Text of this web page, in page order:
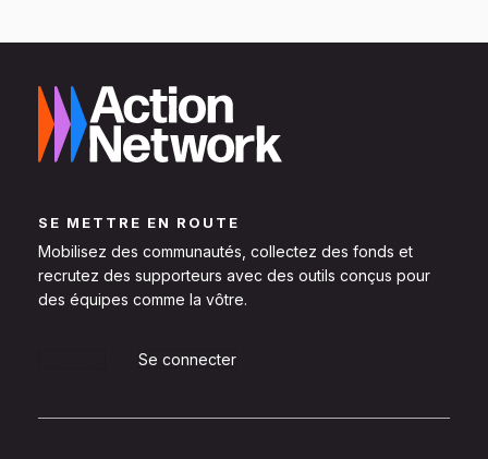
SE METTRE EN ROUTE
Mobilisez des communautés, collectez des fonds et
recrutez des supporteurs avec des outils conçus pour
des équipes comme la vôtre.
Se connecter